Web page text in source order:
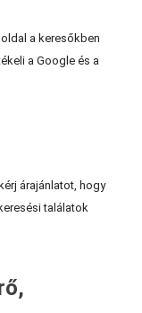
a keresőkben
a Google és a
árajánlatot, hogy
találatok